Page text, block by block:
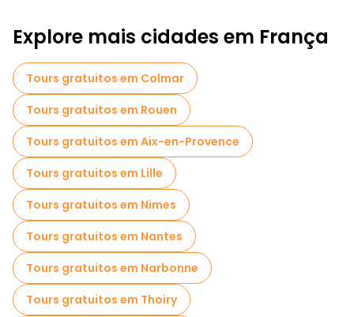
Explore mais cidades em França
Tours gratuitos em Colmar
Tours gratuitos em Rouen
Tours gratuitos em Aix-en-Provence
Tours gratuitos em Lille
Tours gratuitos em Nimes
Tours gratuitos em Nantes
Tours gratuitos em Narbonne
Tours gratuitos em Thoiry